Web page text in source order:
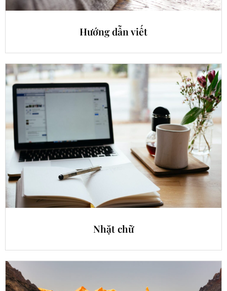
Hướng dẫn viết
Nhặt chữ